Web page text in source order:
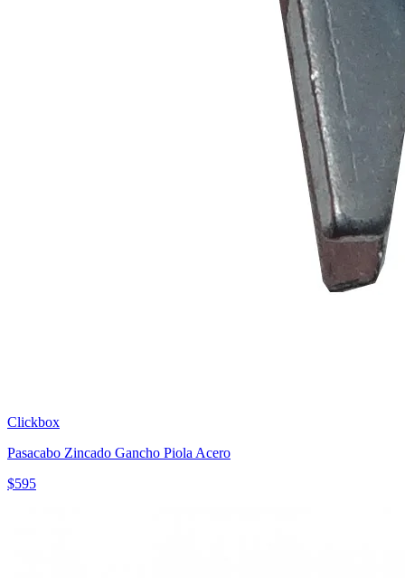
Clickbox
Pasacabo Zincado Gancho Piola Acero
$595